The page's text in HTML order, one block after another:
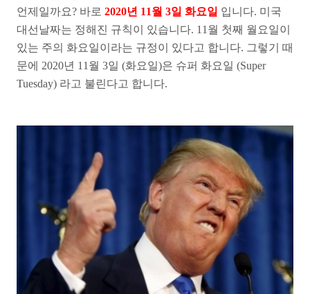
언제일까요? 바로 2020년 11월 3일 화요일 입니다. 미국
대선날짜는 정해진 규칙이 있습니다. 11월 첫째 월요일이
있는 주의 화요일이라는 규정이 있다고 합니다. 그렇기 때
문에 2020년 11월 3일 (화요일)은 슈퍼 화요일 (Super
Tuesday) 라고 불린다고 합니다.